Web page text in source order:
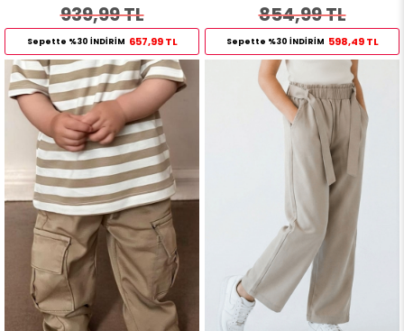
939,99 TL
Sepette %30 İNDİRİM 657,99 TL
854,99 TL
Sepette %30 İNDİRİM 598,49 TL